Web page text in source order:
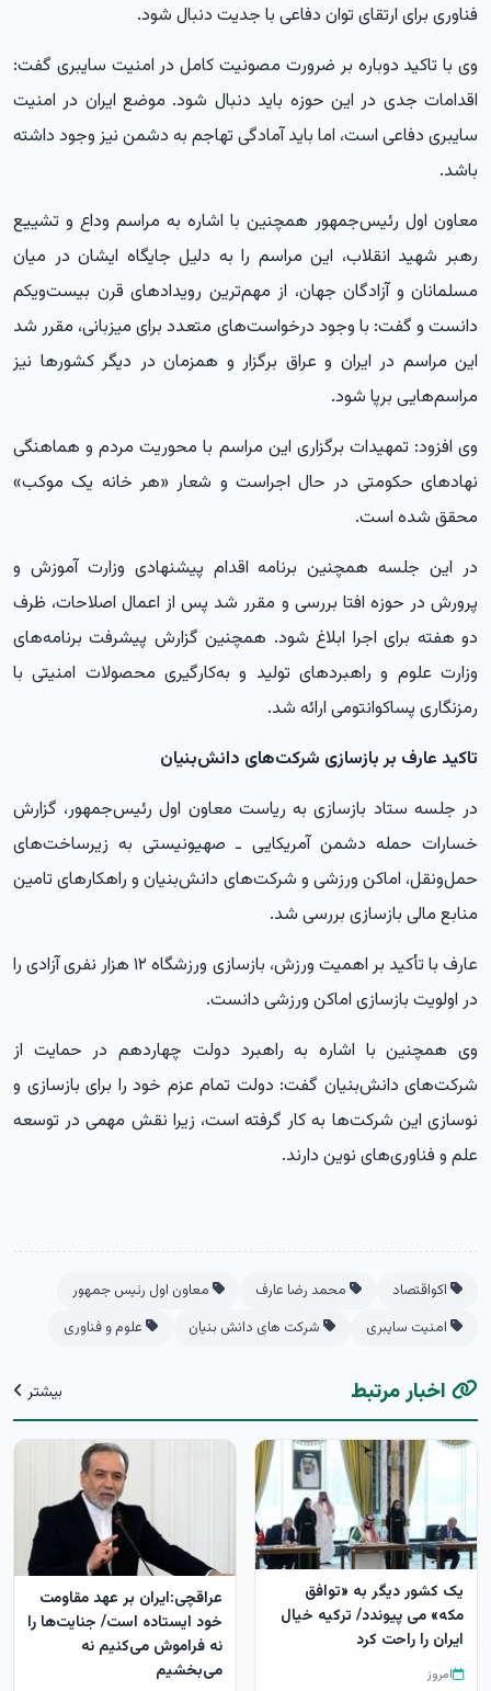
فناوری برای ارتقای توان دفاعی با جدیت دنبال شود.
وی با تاکید دوباره بر ضرورت مصونیت کامل در امنیت سایبری گفت:
اقدامات جدی در این حوزه باید دنبال شود. موضع ایران در امنیت
سایبری دفاعی است، اما باید آمادگی تهاجم به دشمن نیز وجود داشته
باشد.
معاون اول رئیس‌جمهور همچنین با اشاره به مراسم وداع و تشییع
رهبر شهید انقلاب، این مراسم را به دلیل جایگاه ایشان در میان
مسلمانان و آزادگان جهان، از مهم‌ترین رویدادهای قرن بیست‌ویکم
دانست و گفت: با وجود درخواست‌های متعدد برای میزبانی، مقرر شد
این مراسم در ایران و عراق برگزار و همزمان در دیگر کشورها نیز
مراسم‌هایی برپا شود.
وی افزود: تمهیدات برگزاری این مراسم با محوریت مردم و هماهنگی
نهادهای حکومتی در حال اجراست و شعار «هر خانه یک موکب»
محقق شده است.
در این جلسه همچنین برنامه اقدام پیشنهادی وزارت آموزش و
پرورش در حوزه افتا بررسی و مقرر شد پس از اعمال اصلاحات، ظرف
دو هفته برای اجرا ابلاغ شود. همچنین گزارش پیشرفت برنامه‌های
وزارت علوم و راهبردهای تولید و به‌کارگیری محصولات امنیتی با
رمزنگاری پساکوانتومی ارائه شد.
تاکید عارف بر بازسازی شرکت‌های دانش‌بنیان
در جلسه ستاد بازسازی به ریاست معاون اول رئیس‌جمهور، گزارش
خسارات حمله دشمن آمریکایی ـ صهیونیستی به زیرساخت‌های
حمل‌ونقل، اماکن ورزشی و شرکت‌های دانش‌بنیان و راهکارهای تامین
منابع مالی بازسازی بررسی شد.
عارف با تأکید بر اهمیت ورزش، بازسازی ورزشگاه ۱۲ هزار نفری آزادی را
در اولویت بازسازی اماکن ورزشی دانست.
وی همچنین با اشاره به راهبرد دولت چهاردهم در حمایت از
شرکت‌های دانش‌بنیان گفت: دولت تمام عزم خود را برای بازسازی و
نوسازی این شرکت‌ها به کار گرفته است، زیرا نقش مهمی در توسعه
علم و فناوری‌های نوین دارند.
اکواقتصاد محمد رضا عارف
معاون اول رئیس‌ جمهور
امنیت سایبری
شرکت های دانش بنیان علوم و فناوری
اخبار مرتبط بیشتر
یک کشور دیگر به «توافق
مکه» می پیوندد/ ترکیه خیال
ایران را راحت کرد
امروز
عراقچی:ایران بر عهد مقاومت
خود ایستاده است/ جنایت‌ها را
نه فراموش می‌کنیم نه
می‌بخشیم